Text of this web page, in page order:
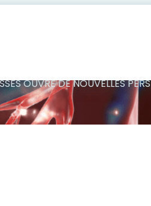
OUVRE DE NOUVELLES